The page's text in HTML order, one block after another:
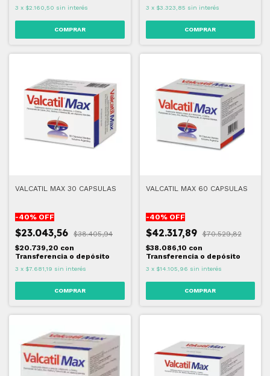
3 x $2.160,50 sin interés 3 x $3.323,85 sin interés
VALCATIL MAX 30 CAPSULAS
-40% OFF
$23.043,56
$38.405,94
$20.739,20 con
Transferencia o depósito
3 x $7.681,19 sin interés
VALCATIL MAX 60 CAPSULAS
-40% OFF
$42.317,89
$70.529,82
$38.086,10 con
Transferencia o depósito
3 x $14.105,96 sin interés